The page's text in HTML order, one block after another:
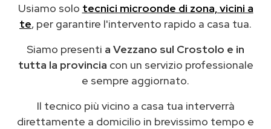
Usiamo solo tecnici microonde di zona, vicini a
te, per garantire l'intervento rapido a casa tua.
Siamo presenti a Vezzano sul Crostolo e in
tutta la provincia con un servizio professionale
e sempre aggiornato.
Il tecnico più vicino a casa tua interverrà
direttamente a domicilio in brevissimo tempo e